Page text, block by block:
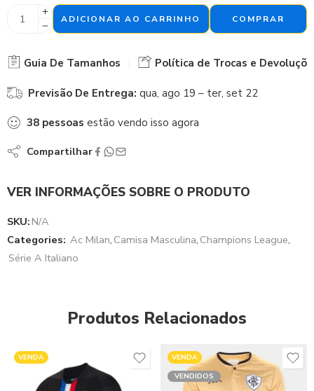
ADICIONAR AO CARRINHO COMPRAR
Guia De Tamanhos Política de Trocas e
Previsão De Entrega: qua, ago 19 – ter, set 22
38 pessoas estão vendo isso agora
Compartilhar
VER INFORMAÇÕES SOBRE O PRODUTO
SKU: N/A
Categories: Ac Milan, Camisa Masculina, Champions League,
Série A Italiano
Produtos Relacionados
VENDA
VENDA
VENDIDOS